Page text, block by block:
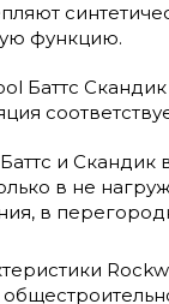
функцию.
Баттс
и
в не
в